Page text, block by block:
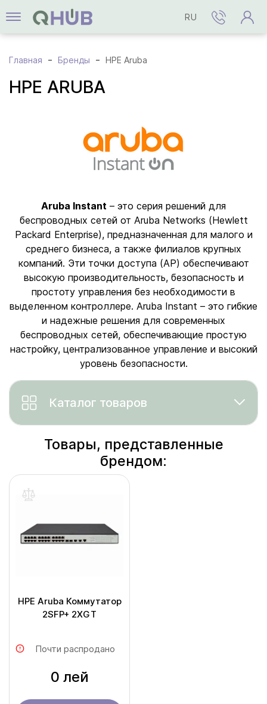
RU
Главная Бренды HPE Aruba
HPE ARUBA
Aruba Instant – это серия решений для
беспроводных сетей от Aruba Networks (Hewlett
Packard Enterprise), предназначенная для малого и
среднего бизнеса, а также филиалов крупных
компаний. Эти точки доступа (AP) обеспечивают
высокую производительность, безопасность и
простоту управления без необходимости в
выделенном контроллере. Aruba Instant – это гибкие
и надежные решения для современных
беспроводных сетей, обеспечивающие простую
настройку, централизованное управление и высокий
уровень безопасности.
Каталог товаров
Товары, представленные
брендом:
HPE Aruba Коммутатор
2SFP+ 2XGT
Почти распродано
0 лей